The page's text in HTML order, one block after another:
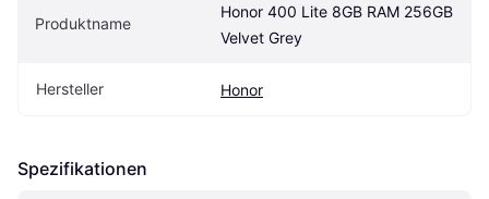
Produktname
Honor 400 Lite 8GB RAM 256GB
Velvet Grey
Hersteller Honor
Spezifikationen